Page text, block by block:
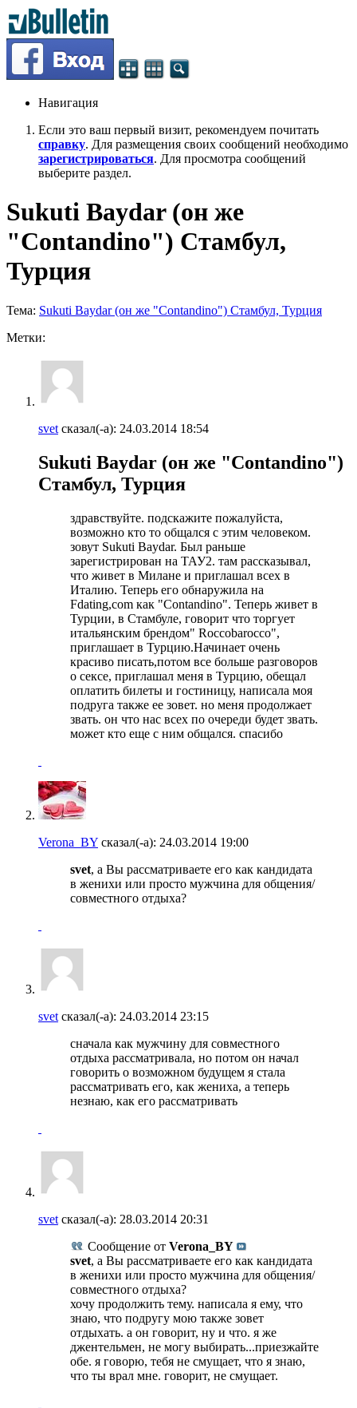
Навигация
Если это ваш первый визит, рекомендуем почитать
справку. Для размещения своих сообщений необходимо
зарегистрироваться. Для просмотра сообщений
выберите раздел.
Sukuti Baydar (он же
"Contandino") Стамбул,
Турция
Тема: Sukuti Baydar (он же "Contandino") Стамбул, Турция
Метки:
svet сказал(-а): 24.03.2014 18:54
Sukuti Baydar (он же "Contandino")
Стамбул, Турция
здравствуйте. подскажите пожалуйста,
возможно кто то общался с этим человеком.
зовут Sukuti Baydar. Был раньше
зарегистрирован на ТАУ2. там рассказывал,
что живет в Милане и приглашал всех в
Италию. Теперь его обнаружила на
Fdating,com как "Contandino". Теперь живет в
Турции, в Стамбуле, говорит что торгует
итальянским брендом" Roccobarocco",
приглашает в Турцию.Начинает очень
красиво писать,потом все больше разговоров
о сексе, приглашал меня в Турцию, обещал
оплатить билеты и гостиницу, написала моя
подруга также ее зовет. но меня продолжает
звать. он что нас всех по очереди будет звать.
может кто еще с ним общался. спасибо
Verona_BY сказал(-а): 24.03.2014 19:00
svet, а Вы рассматриваете его как кандидата
в женихи или просто мужчина для общения/
совместного отдыха?
svet сказал(-а): 24.03.2014 23:15
сначала как мужчину для совместного
отдыха рассматривала, но потом он начал
говорить о возможном будущем я стала
рассматривать его, как жениха, а теперь
незнаю, как его рассматривать
svet сказал(-а): 28.03.2014 20:31
Сообщение от Verona_BY
svet, а Вы рассматриваете его как кандидата
в женихи или просто мужчина для общения/
совместного отдыха?
хочу продолжить тему. написала я ему, что
знаю, что подругу мою также зовет
отдыхать. а он говорит, ну и что. я же
джентельмен, не могу выбирать...приезжайте
обе. я говорю, тебя не смущает, что я знаю,
что ты врал мне. говорит, не смущает.